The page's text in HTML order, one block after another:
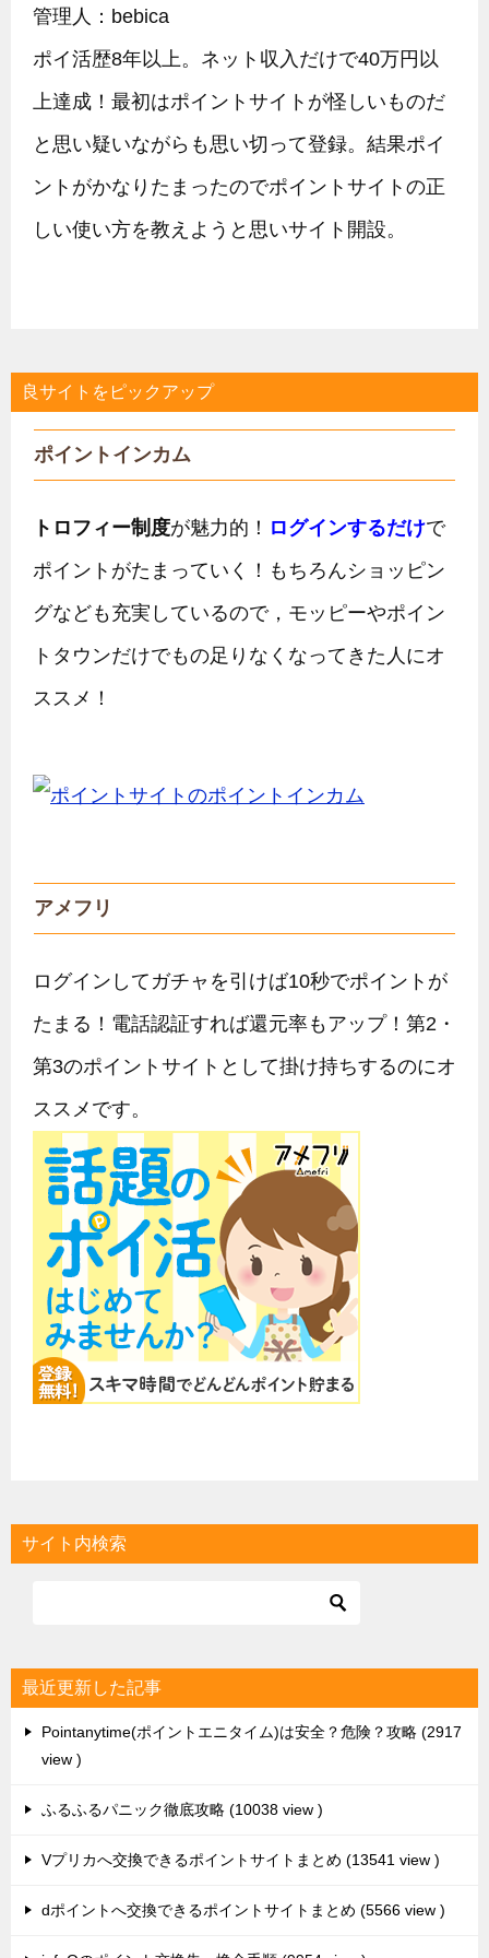
管理人：bebica
ポイ活歴8年以上。ネット収入だけで40万円以
上達成！最初はポイントサイトが怪しいものだ
と思い疑いながらも思い切って登録。結果ポイ
ントがかなりたまったのでポイントサイトの正
しい使い方を教えようと思いサイト開設。
良サイトをピックアップ
ポイントインカム
トロフィー制度が魅力的！ ログインするだけで
ポイントがたまっていく！もちろんショッピン
グなども充実しているので，モッピーやポイン
トタウンだけでもの足りなくなってきた人にオ
ススメ！
アメフリ
ログインしてガチャを引けば10秒でポイントが
たまる！電話認証すれば還元率もアップ！第2・
第3のポイントサイトとして掛け持ちするのにオ
ススメです。
サイト内検索
最近更新した記事
Pointanytime(ポイントエニタイム)は安全？危険？攻略 2917
view
ふるふるパニック徹底攻略 10038 view
Vプリカへ交換できるポイントサイトまとめ 13541 view
dポイントへ交換できるポイントサイトまとめ 5566 view